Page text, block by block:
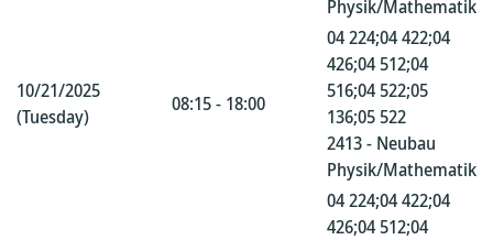
Physik/Mathematik
10/21/2025
(Tuesday)
08:15 - 18:00
04 224;04 422;04
426;04 512;04
516;04 522;05
136;05 522
2413 - Neubau
Physik/Mathematik
04 224;04 422;04
426;04 512;04